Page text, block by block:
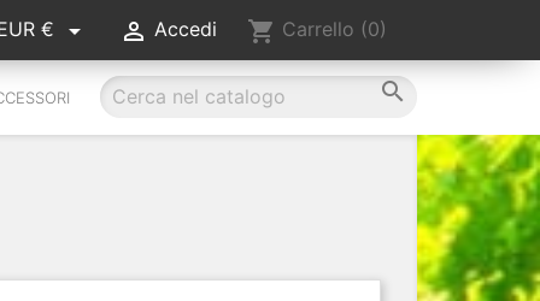
€   Accedi shopping_cart Carrello (0)
